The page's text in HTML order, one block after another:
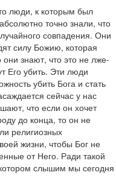
люди, к которым был
точно знали, что
совпадения. Они
силу Божию, которая
знают, что это не лже-
Его убить. Эти люди
убить Бога и стать
сейчас у нас
что если он хочет
до конца, то он не
религиозных
жизни, чтобы Бог не
от Него. Ради такой
слышим мы сегодня